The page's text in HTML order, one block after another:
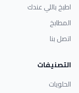
اطبخ باللي عندك
المطابخ
اتصل بنا
التصنيفات
الحلويات